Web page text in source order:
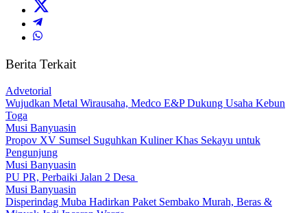
Berita Terkait
Advetorial
Wujudkan Metal Wirausaha, Medco E&P Dukung Usaha Kebun
Toga
Musi Banyuasin
Propov XV Sumsel Suguhkan Kuliner Khas Sekayu untuk
Pengunjung
Musi Banyuasin
PU PR, Perbaiki Jalan 2 Desa
Musi Banyuasin
Disperindag Muba Hadirkan Paket Sembako Murah, Beras &